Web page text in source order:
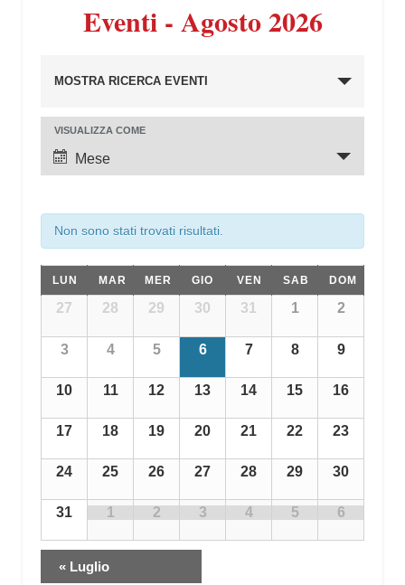
Eventi - Agosto 2026
e
viste
Navigazione
MOSTRA RICERCA EVENTI
Evento
Viste
VISUALIZZA COME
Mese
Non sono stati trovati risultati.
Calendario
Eventi
Calendario
Eventi
LUN MAR MER GIO VEN SAB DOM
27 28 29 30 31 1 2
3 4 5 6 7 8 9
10 11 12 13 14 15 16
17 18 19 20 21 22 23
24 25 26 27 28 29 30
31 1 2 3 4 5 6
« Luglio